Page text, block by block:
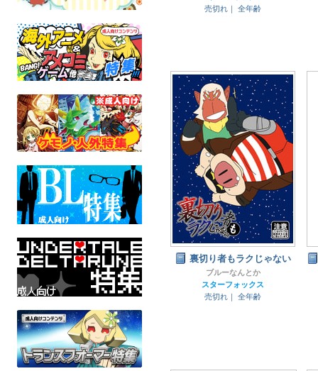
売切れ｜
全年齢
裏切り者もラクじゃない
ブルーなんとか
スターフォックス
売切れ｜
全年齢